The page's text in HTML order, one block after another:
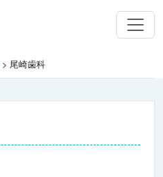
> 尾崎歯科